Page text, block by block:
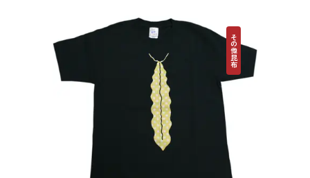
その他昆布